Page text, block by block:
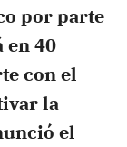
por parte
en 40
con el
la
el